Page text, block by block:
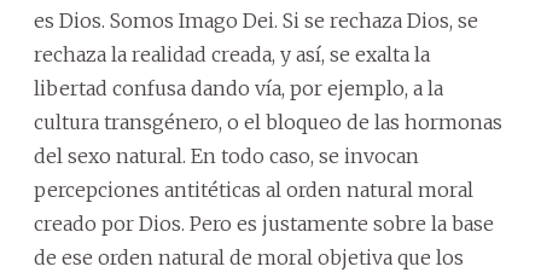
es Dios. Somos Imago Dei. Si se rechaza Dios, se
rechaza la realidad creada, y así, se exalta la
libertad confusa dando vía, por ejemplo, a la
cultura transgénero, o el bloqueo de las hormonas
del sexo natural. En todo caso, se invocan
percepciones antitéticas al orden natural moral
creado por Dios. Pero es justamente sobre la base
de ese orden natural de moral objetiva que los